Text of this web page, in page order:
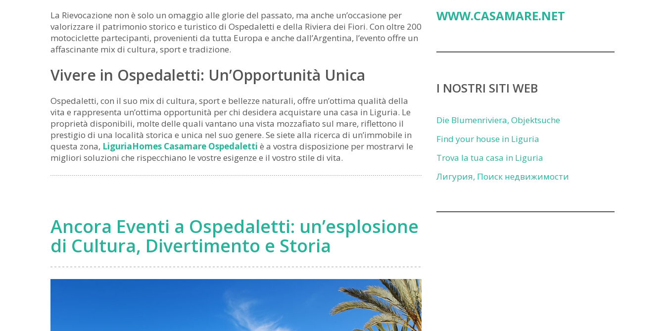
La Rievocazione non è solo un omaggio alle glorie del passato, ma anche un’occasione per
valorizzare il patrimonio storico e turistico di Ospedaletti e della Riviera dei Fiori. Con oltre 200
motociclette partecipanti, provenienti da tutta Europa e anche dall’Argentina, l’evento offre un
affascinante mix di cultura, sport e tradizione.
Vivere in Ospedaletti: Un’Opportunità Unica
Ospedaletti, con il suo mix di cultura, sport e bellezze naturali, offre un’ottima qualità della
vita e rappresenta un’ottima opportunità per chi desidera acquistare una casa in Liguria. Le
proprietà disponibili, molte delle quali vantano una vista mozzafiato sul mare, riflettono il
prestigio di una località storica e unica nel suo genere. Se siete alla ricerca di un’immobile in
questa zona, LiguriaHomes Casamare Ospedaletti è a vostra disposizione per mostrarvi le
migliori soluzioni che rispecchiano le vostre esigenze e il vostro stile di vita.
Ancora Eventi a Ospedaletti: un’esplosione
di Cultura, Divertimento e Storia
WWW.CASAMARE.NET
I NOSTRI SITI WEB
Die Blumenriviera, Objektsuche
Find your house in Liguria
Trova la tua casa in Liguria
Лигурия, Поиск недвижимости